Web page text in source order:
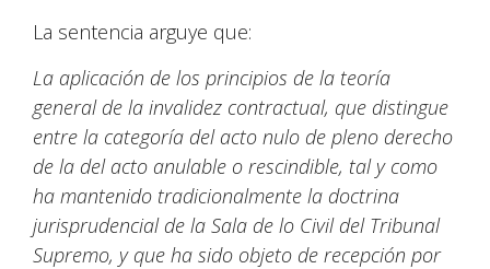
La sentencia arguye que:
La aplicación de los principios de la teoría
general de la invalidez contractual, que distingue
entre la categoría del acto nulo de pleno derecho
de la del acto anulable o rescindible, tal y como
ha mantenido tradicionalmente la doctrina
jurisprudencial de la Sala de lo Civil del Tribunal
Supremo, y que ha sido objeto de recepción por